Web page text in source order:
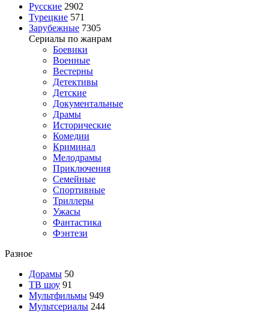
Русские 2902
Турецкие 571
Зарубежные 7305
Сериалы по жанрам
Боевики
Военные
Вестерны
Детективы
Детские
Документальные
Драмы
Исторические
Комедии
Криминал
Мелодрамы
Приключения
Семейные
Спортивные
Триллеры
Ужасы
Фантастика
Фэнтези
Разное
Дорамы 50
ТВ шоу 91
Мультфильмы 949
Мультсериалы 244